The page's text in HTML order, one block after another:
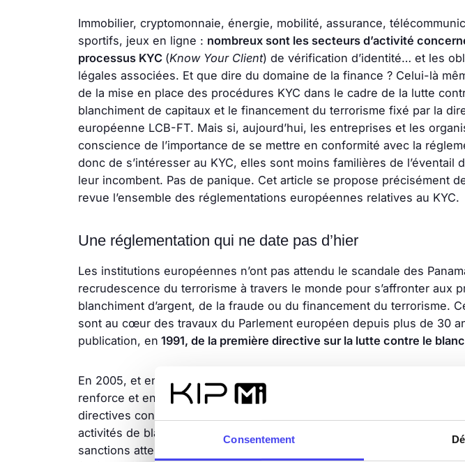
Consentement
Immobilier, cryptomonnaie, énergie, mobilité, assurance,
sportifs, jeux en ligne : nombreux sont les secteurs d’activité
processus KYC (Know Your Client) de vérification d’identité… et les
légales associées. Et que dire du domaine de la finance ? Celui-là
de la mise en place des procédures KYC dans le cadre de la lutte
blanchiment de capitaux et le financement du terrorisme fixé par la
européenne LCB-FT. Mais si, aujourd’hui, les entreprises et les
conscience de l’importance de se mettre en conformité avec la
donc de s’intéresser au KYC, elles sont moins familières de l’éventail
leur incombent. Pas de panique. Cet article se propose précisément
revue l’ensemble des réglementations européennes relatives au KYC.
Une réglementation qui ne date pas d’hier
Les institutions européennes n’ont pas attendu le scandale des
recrudescence du terrorisme à travers le monde pour s’affronter aux
blanchiment d’argent, de la fraude ou du financement du terrorisme.
sont au cœur des travaux du Parlement européen depuis plus de 30
publication, en 1991, de la première directive sur la lutte contre le
En 2005, et en réponse notamment aux attaques du 11 septembre, le
renforce et englobe le financement des activités terroristes. Ces deux
directives constituent le socle de la réglementation LCB-FT. Son
activités de blanchiment d’argent et de financement du terrorisme ainsi
sanctions attenantes pour l’ensemble des pays membres de l’Union